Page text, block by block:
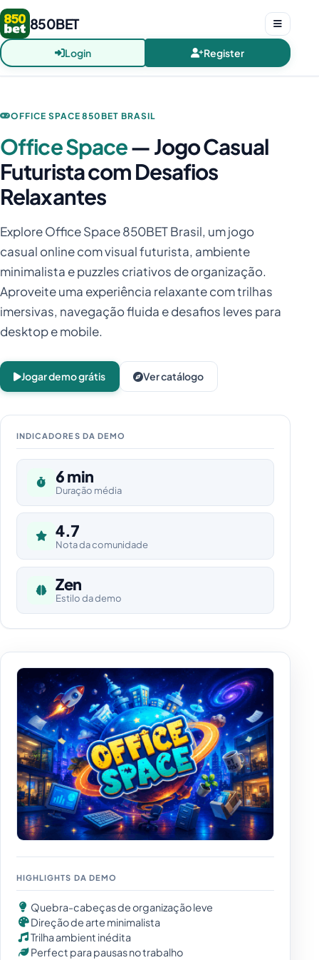
850BET
Login Register
OFFICE SPACE 850BET BRASIL
Office Space— Jogo Casual
Futurista com Desafios
Relaxantes
Explore Office Space 850BET Brasil, um jogo
casual online com visual futurista, ambiente
minimalista e puzzles criativos de organização.
Aproveite uma experiência relaxante com trilhas
imersivas, navegação fluida e desafios leves para
desktop e mobile.
Jogar demo grátis Ver catálogo
INDICADORES DA DEMO
6 min
Duração média
4.7
Nota da comunidade
Zen
Estilo da demo
HIGHLIGHTS DA DEMO
Quebra-cabeças de organização leve
Direção de arte minimalista
Trilha ambient inédita
Perfect para pausas no trabalho